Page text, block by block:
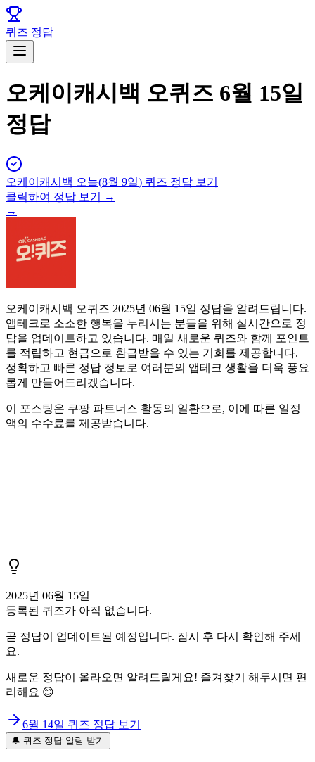
퀴즈 정답
오케이캐시백 오퀴즈 6월 15일
정답
오케이캐시백 오늘(8월 9일) 퀴즈 정답 보기
클릭하여 정답 보기 →
→
오케이캐시백 오퀴즈 2025년 06월 15일 정답을 알려드립니다.
앱테크로 소소한 행복을 누리시는 분들을 위해 실시간으로 정
답을 업데이트하고 있습니다. 매일 새로운 퀴즈와 함께 포인트
를 적립하고 현금으로 환급받을 수 있는 기회를 제공합니다.
정확하고 빠른 정답 정보로 여러분의 앱테크 생활을 더욱 풍요
롭게 만들어드리겠습니다.
이 포스팅은 쿠팡 파트너스 활동의 일환으로, 이에 따른 일정
액의 수수료를 제공받습니다.
2025년 06월 15일
등록된 퀴즈가 아직 없습니다.
곧 정답이 업데이트될 예정입니다. 잠시 후 다시 확인해 주세
요.
새로운 정답이 올라오면 알려드릴게요! 즐겨찾기 해두시면 편
리해요 😊
6월 14일 퀴즈 정답 보기
🔔 퀴즈 정답 알림 받기